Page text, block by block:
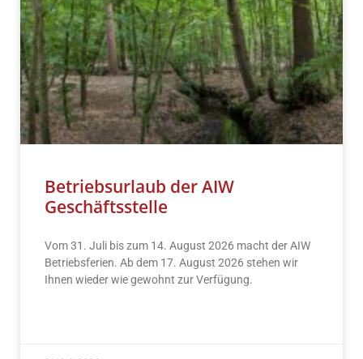
Betriebsurlaub der AIW
Geschäftsstelle
Vom 31. Juli bis zum 14. August 2026 macht der AIW
Betriebsferien. Ab dem 17. August 2026 stehen wir
Ihnen wieder wie gewohnt zur Verfügung.